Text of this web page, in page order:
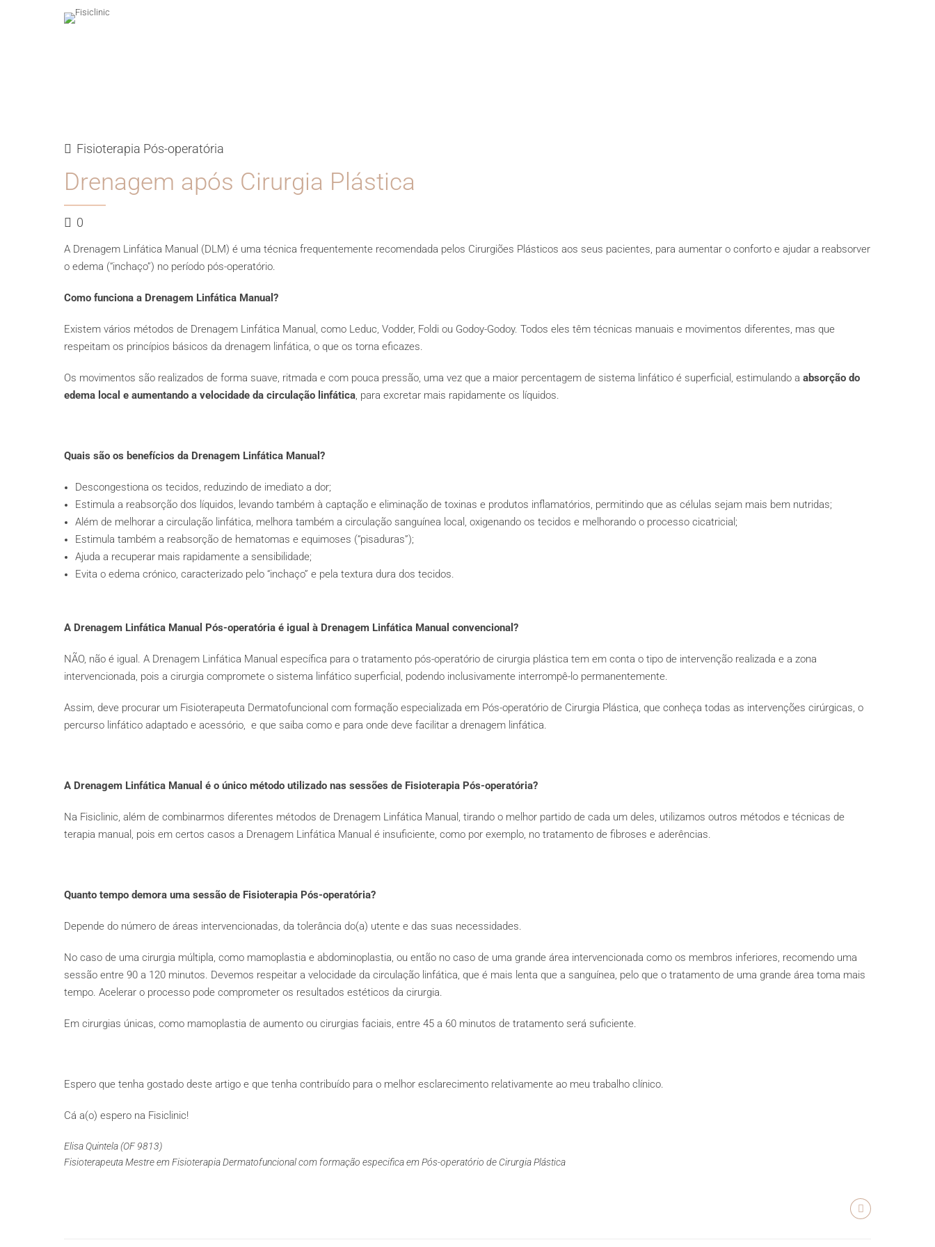
Fisioterapia Pós-operatória
Drenagem após Cirurgia Plástica
0
A Drenagem Linfática Manual (DLM) é uma técnica frequentemente recomendada pelos Cirurgiões Plásticos aos seus pacientes, para aumentar o conforto e ajudar a reabsorver
o edema (“inchaço”) no período pós-operatório.
Como funciona a Drenagem Linfática Manual?
Existem vários métodos de Drenagem Linfática Manual, como Leduc, Vodder, Foldi ou Godoy-Godoy. Todos eles têm técnicas manuais e movimentos diferentes, mas que
respeitam os princípios básicos da drenagem linfática, o que os torna eficazes.
Os movimentos são realizados de forma suave, ritmada e com pouca pressão, uma vez que a maior percentagem de sistema linfático é superficial, estimulando a absorção do
edema local e aumentando a velocidade da circulação linfática, para excretar mais rapidamente os líquidos.
Quais são os benefícios da Drenagem Linfática Manual?
Descongestiona os tecidos, reduzindo de imediato a dor;
Estimula a reabsorção dos líquidos, levando também à captação e eliminação de toxinas e produtos inflamatórios, permitindo que as células sejam mais bem nutridas;
Além de melhorar a circulação linfática, melhora também a circulação sanguínea local, oxigenando os tecidos e melhorando o processo cicatricial;
Estimula também a reabsorção de hematomas e equimoses (“pisaduras”);
Ajuda a recuperar mais rapidamente a sensibilidade;
Evita o edema crónico, caracterizado pelo “inchaço” e pela textura dura dos tecidos.
A Drenagem Linfática Manual Pós-operatória é igual à Drenagem Linfática Manual convencional?
NÃO, não é igual. A Drenagem Linfática Manual específica para o tratamento pós-operatório de cirurgia plástica tem em conta o tipo de intervenção realizada e a zona
intervencionada, pois a cirurgia compromete o sistema linfático superficial, podendo inclusivamente interrompê-lo permanentemente.
Assim, deve procurar um Fisioterapeuta Dermatofuncional com formação especializada em Pós-operatório de Cirurgia Plástica, que conheça todas as intervenções cirúrgicas, o
percurso linfático adaptado e acessório, e que saiba como e para onde deve facilitar a drenagem linfática.
A Drenagem Linfática Manual é o único método utilizado nas sessões de Fisioterapia Pós-operatória?
Na Fisiclinic, além de combinarmos diferentes métodos de Drenagem Linfática Manual, tirando o melhor partido de cada um deles, utilizamos outros métodos e técnicas de
terapia manual, pois em certos casos a Drenagem Linfática Manual é insuficiente, como por exemplo, no tratamento de fibroses e aderências.
Quanto tempo demora uma sessão de Fisioterapia Pós-operatória?
Depende do número de áreas intervencionadas, da tolerância do(a) utente e das suas necessidades.
No caso de uma cirurgia múltipla, como mamoplastia e abdominoplastia, ou então no caso de uma grande área intervencionada como os membros inferiores, recomendo uma
sessão entre 90 a 120 minutos. Devemos respeitar a velocidade da circulação linfática, que é mais lenta que a sanguínea, pelo que o tratamento de uma grande área toma mais
tempo. Acelerar o processo pode comprometer os resultados estéticos da cirurgia.
Em cirurgias únicas, como mamoplastia de aumento ou cirurgias faciais, entre 45 a 60 minutos de tratamento será suficiente.
Espero que tenha gostado deste artigo e que tenha contribuído para o melhor esclarecimento relativamente ao meu trabalho clínico.
Cá a(o) espero na Fisiclinic!
Elisa Quintela (OF 9813)
Fisioterapeuta Mestre em Fisioterapia Dermatofuncional com formação especifica em Pós-operatório de Cirurgia Plástica